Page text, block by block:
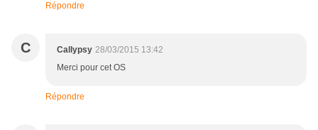
Répondre
C Callypsy 28/03/2015 13:42
Merci pour cet OS
Répondre